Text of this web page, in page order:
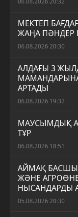
МЕКТЕП
ЖАҢА ПӘНДЕР
06.08.2026 20:30
АЛДАҒЫ 3
АРТАДЫ
06.08.2026 19:32
МАУСЫМДЫҚ
ТҰР
06.08.2026 18:51
АЙМАҚ
ЖӘНЕ
НЫСАНДАРДЫ
05.08.2026 20:30